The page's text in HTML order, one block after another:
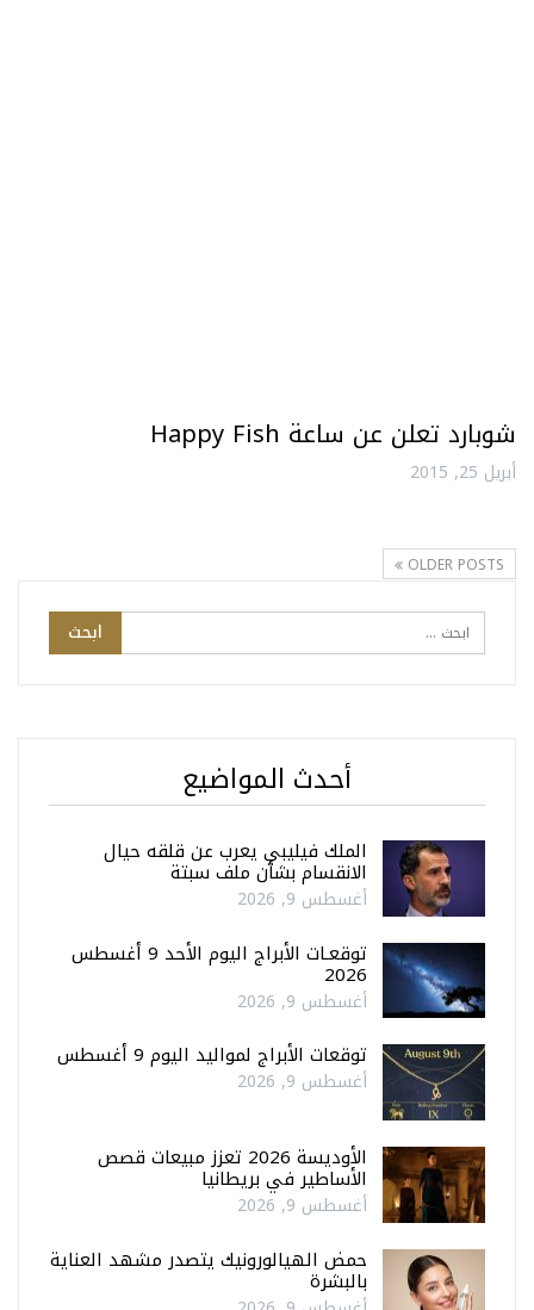
شوبارد تعلن عن ساعة Happy Fish
أبريل 25, 2015
OLDER POSTS
أحدث المواضيع
الملك فيليبي يعرب عن قلقه حيال
الانقسام بشأن ملف سبتة
أغسطس 9, 2026
توقعـات الأبراج اليوم الأحد 9 أغسطس
2026
أغسطس 9, 2026
توقعات الأبراج لمواليد اليوم 9 أغسطس
أغسطس 9, 2026
الأوديسة 2026 تعزز مبيعات قصص
الأساطير في بريطانيا
أغسطس 9, 2026
حمض الهيالورونيك يتصدر مشهد العناية
بالبشرة